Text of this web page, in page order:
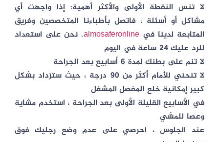
لا تنس النقطة الأولى والأكثر أهمية: إذا واجهت أي
مشاكل أو أسئلة ، فاتصل بأطباءنا المتخصصين وفريق
المتابعة لدينا فيalmosaferonline. نحن على استعداد
للرد عليك 24 ساعة في اليوم
لا تنم على بطنك لمدة 6 أسابيع بعد الجراحة
لا تنحني للأمام أكثر من 90 درجة ، حيث ستزداد بشكل
كبير إمكانية خلع المفصل المشغل
في الأسابيع القليلة الأولى بعد الجراحة ، استخدم مشاية
وعصا للمشي
عند الجلوس ، احرصي على عدم وضع رجليك فوق